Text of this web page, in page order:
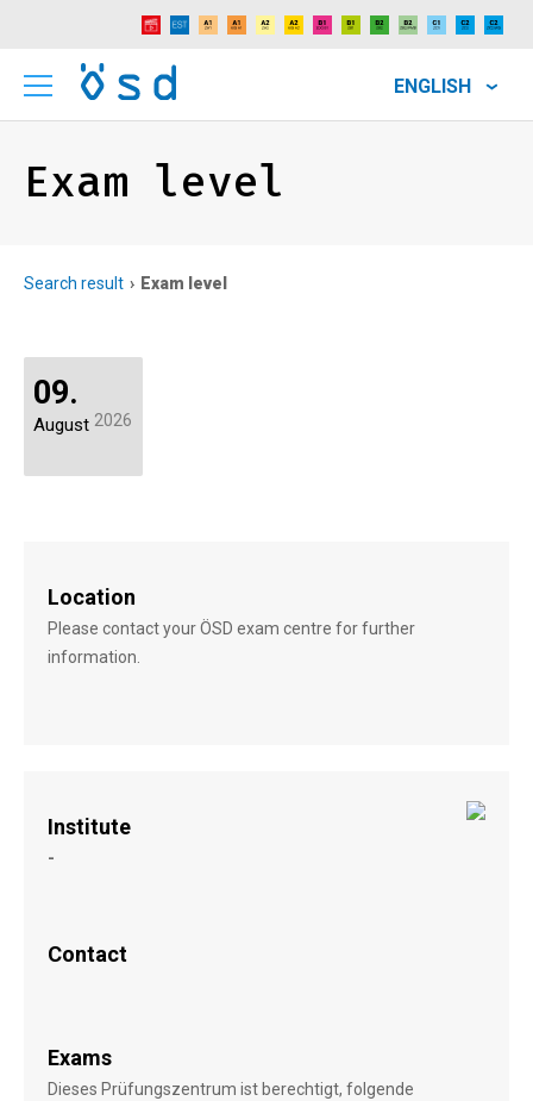
ENGLISH
Exam level
Search result Exam level
09.
August 2026
Location
Please contact your ÖSD exam centre for further
information.
Institute
-
Contact
Exams
Dieses Prüfungszentrum ist berechtigt, folgende